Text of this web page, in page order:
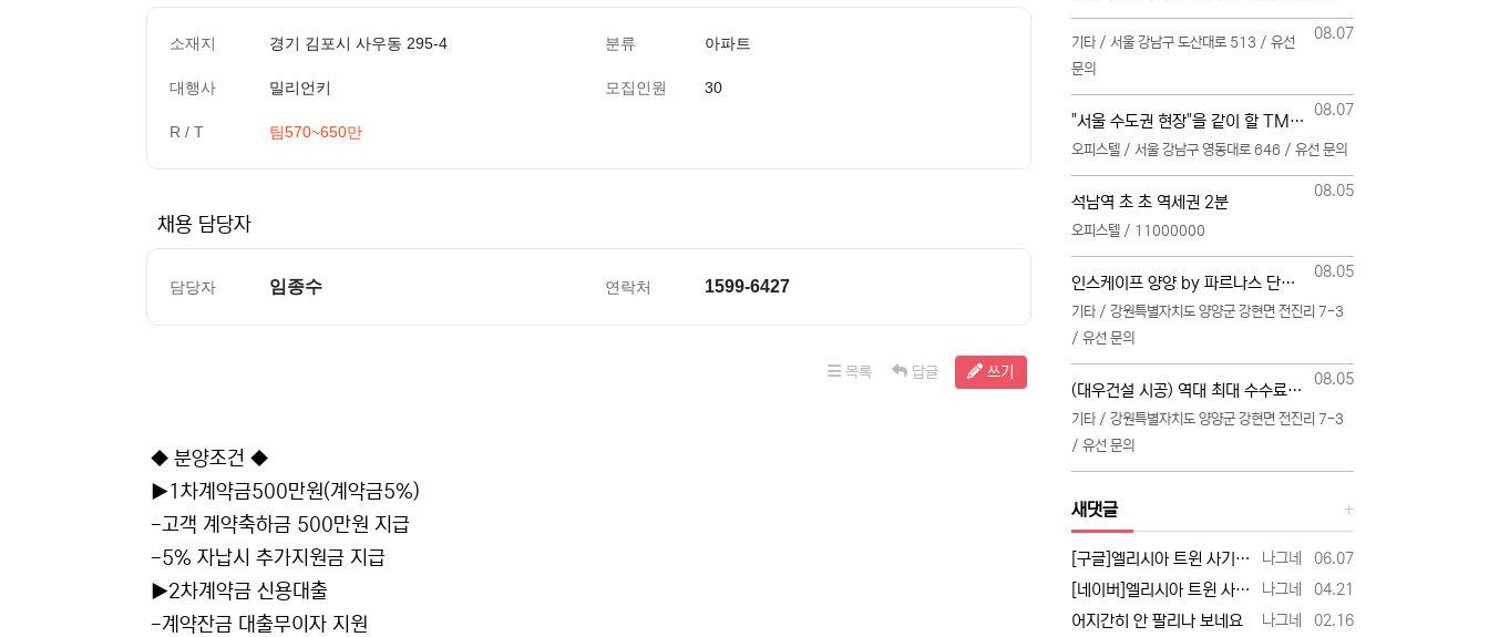
소재지 경기 김포시 사우동 295-4 분류 아파트
대행사 밀리언키 모집인원 30
R / T 팀570~650만
채용 담당자
담당자 임종수 연락처 1599-6427
목록 답글 쓰기
본문
◆ 분양조건 ◆
▶1차계약금500만원(계약금5%)
-고객 계약축하금 500만원 지급
-5% 자납시 추가지원금 지급
▶2차계약금 신용대출
-계약잔금 대출무이자 지원
등록일
08.07
기타 / 서울 강남구 도산대로 513 / 유선
문의
등록일
08.07
"서울 수도권 현장"을 같이 할 TM 단독 단일 영업본부 팀 선착순 모집
오피스텔 / 서울 강남구 영동대로 646 / 유선 문의
등록일
08.05
석남역 초 초 역세권 2분
오피스텔 / 11000000
등록일
08.05
인스케이프 양양 by 파르나스 단일 본부 모집
기타 / 강원특별자치도 양양군 강현면 전진리 7-3
/ 유선 문의
등록일
08.05
(대우건설 시공) 역대 최대 수수료 지급, 단독 단일 영업본부 선착순 모집 (팀,팀원 개별문의 가능)
기타 / 강원특별자치도 양양군 강현면 전진리 7-3
/ 유선 문의
새댓글
등록자
나그네 등록일
06.07
[구글]엘리시아 트윈 사기 - 검색
등록자
나그네 등록일
04.21
[네이버]엘리시아 트윈 사기 - 검색
등록자
나그네 등록일
02.16
어지간히 안 팔리나 보네요